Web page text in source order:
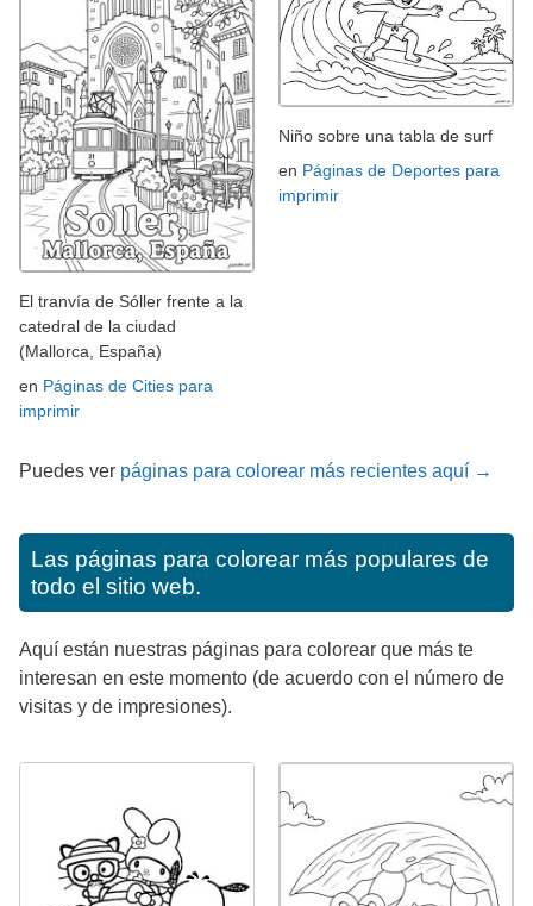
El tranvía de Sóller frente a la
catedral de la ciudad
(Mallorca, España)
en Páginas de Cities para
imprimir
Niño sobre una tabla de surf
en Páginas de Deportes para
imprimir
Puedes ver páginas para colorear más recientes aquí →
Las páginas para colorear más populares de
todo el sitio web.
Aquí están nuestras páginas para colorear que más te
interesan en este momento (de acuerdo con el número de
visitas y de impresiones).